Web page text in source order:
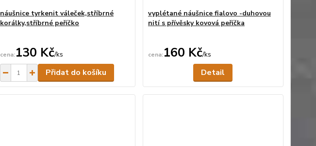
náušnice tyrkenit váleček,stříbrné
korálky,stříbrné peříčko
130 Kč/ks
Přidat do košíku
vyplétané náušnice fialovo -duhovou
nití s přívěsky kovová peříčka
160 Kč/ks
Detail